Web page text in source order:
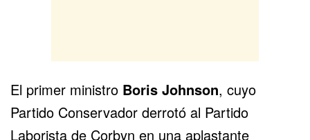
El primer ministro Boris Johnson, cuyo
Partido Conservador derrotó al Partido
Laborista de Corbyn en una aplastante